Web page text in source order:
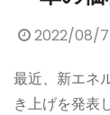
2022/08/7
最近、新エネ
き上げを発表